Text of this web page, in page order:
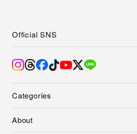
Categories
About
Official SNS